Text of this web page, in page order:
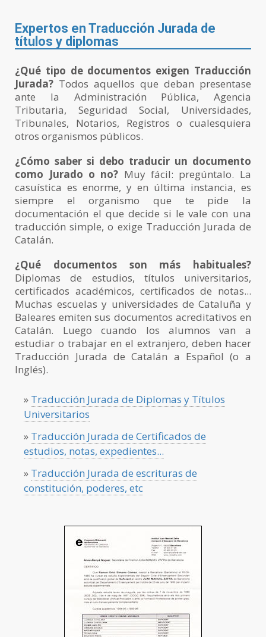
Expertos en Traducción Jurada de
títulos y diplomas
¿Qué tipo de documentos exigen Traducción
Jurada? Todos aquellos que deban presentase
ante la Administración Pública, Agencia
Tributaria, Seguridad Social, Universidades,
Tribunales, Notarios, Registros o cualesquiera
otros organismos públicos.
¿Cómo saber si debo traducir un documento
como Jurado o no? Muy fácil: pregúntalo. La
casuística es enorme, y en última instancia, es
siempre el organismo que te pide la
documentación el que decide si le vale con una
traducción simple, o exige Traducción Jurada de
Catalán.
¿Qué documentos son más habituales?
Diplomas de estudios, títulos universitarios,
certificados académicos, certificados de notas...
Muchas escuelas y universidades de Cataluña y
Baleares emiten sus documentos acreditativos en
Catalán. Luego cuando los alumnos van a
estudiar o trabajar en el extranjero, deben hacer
Traducción Jurada de Catalán a Español (o a
Inglés).
» Traducción Jurada de Diplomas y Títulos
Universitarios
» Traducción Jurada de Certificados de
estudios, notas, expedientes...
» Traducción Jurada de escrituras de
constitución, poderes, etc